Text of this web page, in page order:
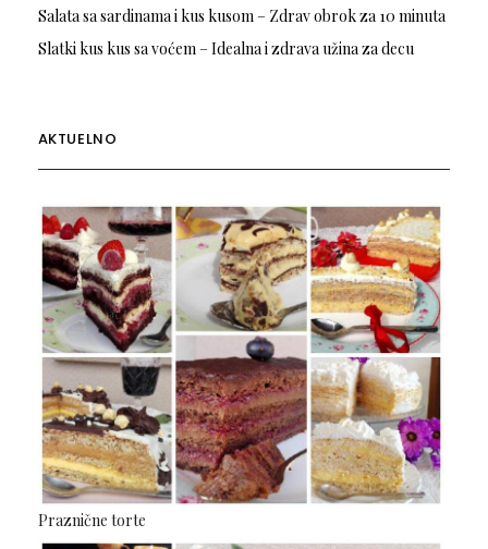
Salata sa sardinama i kus kusom – Zdrav obrok za 10 minuta
Slatki kus kus sa voćem – Idealna i zdrava užina za decu
AKTUELNO
Praznične torte